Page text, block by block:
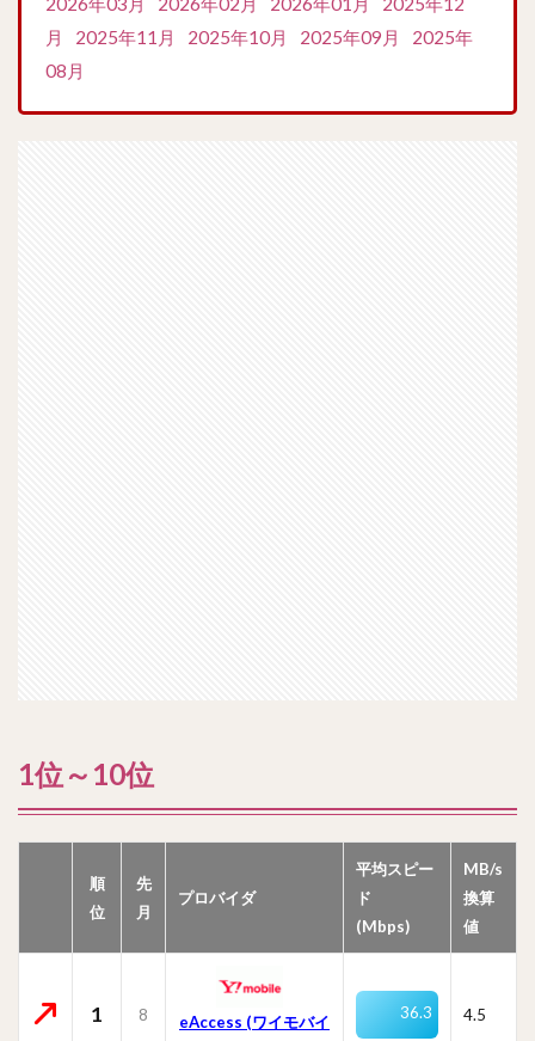
月
2025年11月 2025年10月 2025年09月
2025年
08月
1位～10位
順
位
先
月
プロバイダ
平均スピー
ド
(Mbps)
MB/s
換算
値
1 8
eAccess (ワイモバイ
36.3 4.5